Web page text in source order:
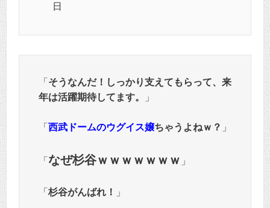
日
「 そうなんだ！しっかり支えてもらって、来
年は活躍期待してます。
」
「 西武ドームのウグイス嬢ちゃうよねｗ？ 」
「 なぜ杉谷ｗｗｗｗｗｗｗ 」
「 杉谷がんばれ！ 」